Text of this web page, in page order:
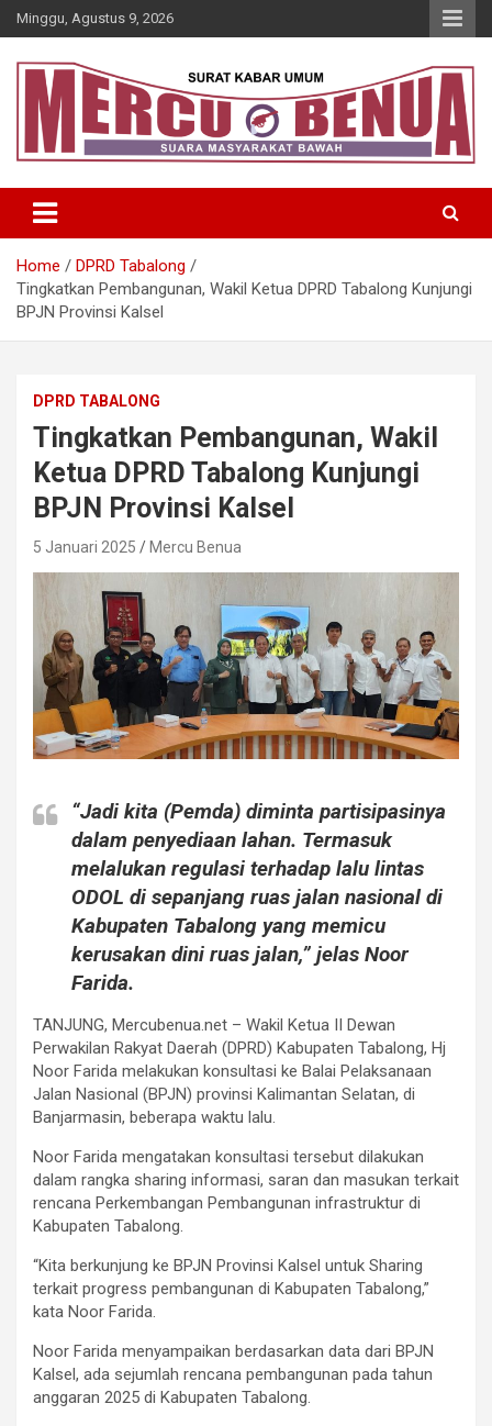
Skip
to
Minggu, Agustus 9, 2026
Mercu Benua
Home
DPRD Tabalong
Tingkatkan Pembangunan, Wakil Ketua DPRD Tabalong Kunjungi
BPJN Provinsi Kalsel
DPRD TABALONG
Tingkatkan Pembangunan, Wakil
Ketua DPRD Tabalong Kunjungi
BPJN Provinsi Kalsel
5 Januari 2025 Mercu Benua
“Jadi kita (Pemda) diminta partisipasinya
dalam penyediaan lahan. Termasuk
melalukan regulasi terhadap lalu lintas
ODOL di sepanjang ruas jalan nasional di
Kabupaten Tabalong yang memicu
kerusakan dini ruas jalan,” jelas Noor
Farida.
TANJUNG, Mercubenua.net – Wakil Ketua II Dewan
Perwakilan Rakyat Daerah (DPRD) Kabupaten Tabalong, Hj
Noor Farida melakukan konsultasi ke Balai Pelaksanaan
Jalan Nasional (BPJN) provinsi Kalimantan Selatan, di
Banjarmasin, beberapa waktu lalu.
Noor Farida mengatakan konsultasi tersebut dilakukan
dalam rangka sharing informasi, saran dan masukan terkait
rencana Perkembangan Pembangunan infrastruktur di
Kabupaten Tabalong.
“Kita berkunjung ke BPJN Provinsi Kalsel untuk Sharing
terkait progress pembangunan di Kabupaten Tabalong,”
kata Noor Farida.
Noor Farida menyampaikan berdasarkan data dari BPJN
Kalsel, ada sejumlah rencana pembangunan pada tahun
anggaran 2025 di Kabupaten Tabalong.